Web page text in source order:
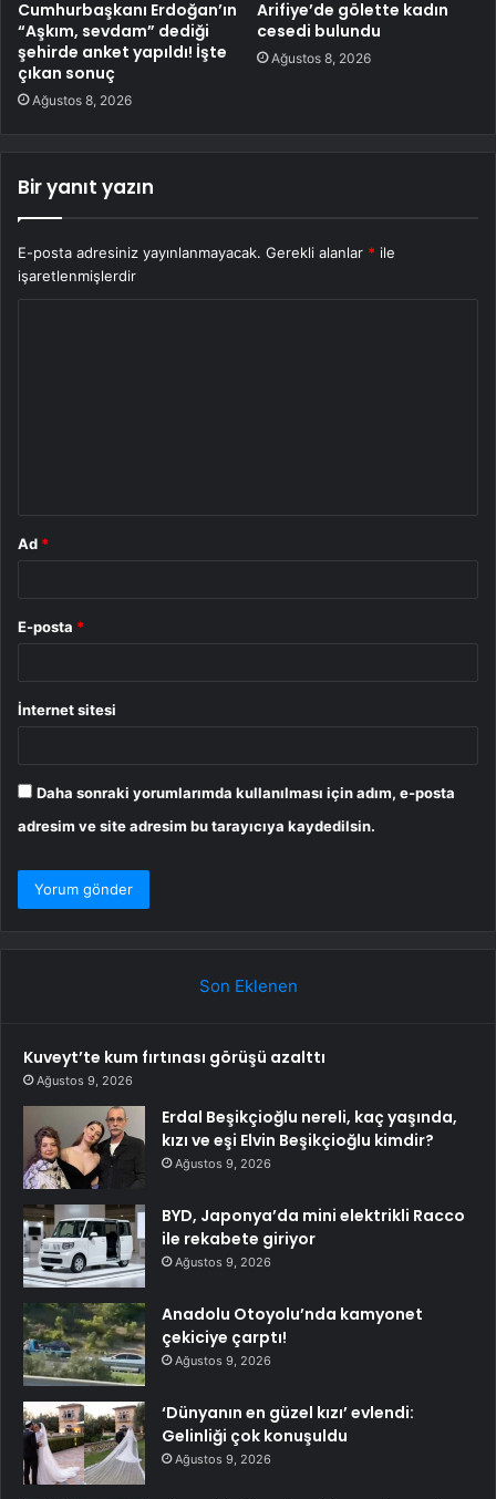
Cumhurbaşkanı Erdoğan’ın
“Aşkım, sevdam” dediği
şehirde anket yapıldı! İşte
çıkan sonuç
Ağustos 8, 2026
Arifiye’de gölette kadın
cesedi bulundu
Ağustos 8, 2026
Bir yanıt yazın
E-posta adresiniz yayınlanmayacak. Gerekli alanlar * ile
işaretlenmişlerdir
Ad *
E-posta *
İnternet sitesi
Daha sonraki yorumlarımda kullanılması için adım, e-posta
adresim ve site adresim bu tarayıcıya kaydedilsin.
Son Eklenen
Kuveyt’te kum fırtınası görüşü azalttı
Ağustos 9, 2026
Erdal Beşikçioğlu nereli, kaç yaşında,
kızı ve eşi Elvin Beşikçioğlu kimdir?
Ağustos 9, 2026
BYD, Japonya’da mini elektrikli Racco
ile rekabete giriyor
Ağustos 9, 2026
Anadolu Otoyolu’nda kamyonet
çekiciye çarptı!
Ağustos 9, 2026
‘Dünyanın en güzel kızı’ evlendi:
Gelinliği çok konuşuldu
Ağustos 9, 2026